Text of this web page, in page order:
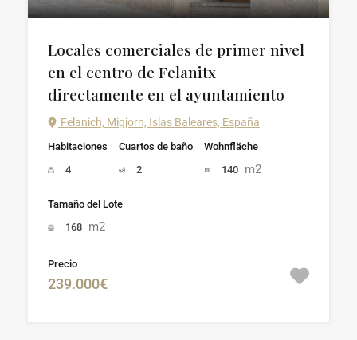
Locales comerciales de primer nivel
en el centro de Felanitx
directamente en el ayuntamiento
Felanich, Migjorn, Islas Baleares, España
Habitaciones
4
Cuartos de baño
2
Wohnfläche
140 m2
Tamaño del Lote
168 m2
Precio
239.000€